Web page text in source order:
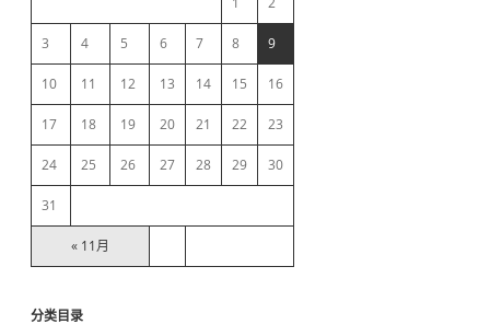
b
a
r
« 11月
3 4 5 6 7 8 9
10 11 12 13 14 15 16
17 18 19 20 21 22 23
24 25 26 27 28 29 30
31
分类目录